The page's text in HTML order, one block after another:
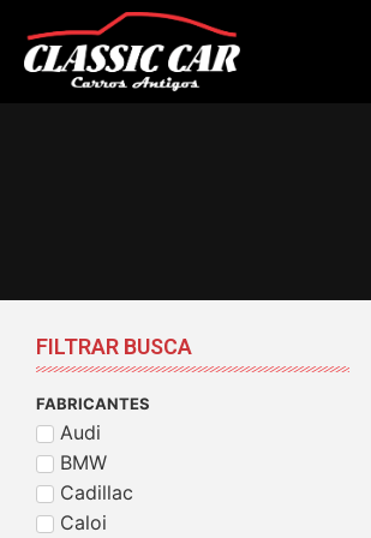
FILTRAR BUSCA
FABRICANTES
Audi
BMW
Cadillac
Caloi